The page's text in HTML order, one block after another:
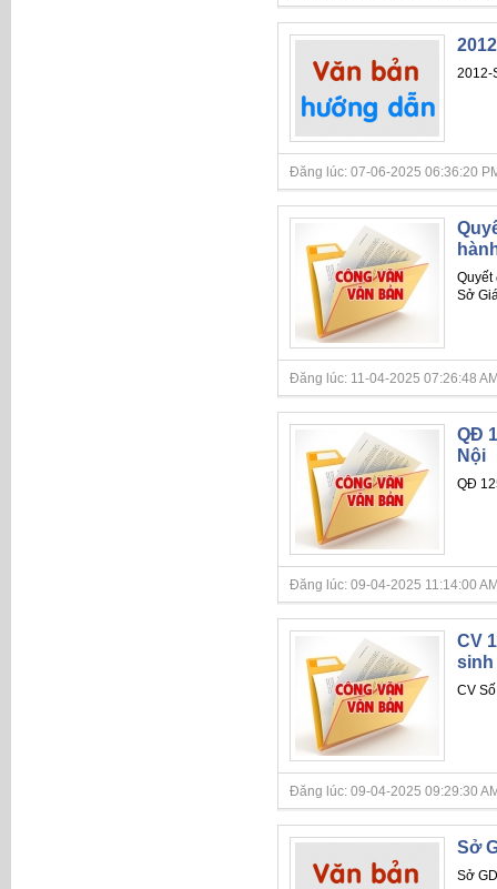
2012-
Đăng lúc: 07-06-2025 06:36:20
Quyết
Sở
Đăng lúc: 11-04-2025 07:26:48
QĐ
Nội
QĐ
Đăng lúc: 09-04-2025 11:14:00
CV
sinh
CV
Đăng lúc: 09-04-2025 09:29:30
Sở
Sở